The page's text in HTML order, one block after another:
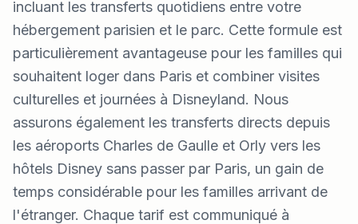
incluant les transferts quotidiens entre votre
hébergement parisien et le parc. Cette formule est
particulièrement avantageuse pour les familles qui
souhaitent loger dans Paris et combiner visites
culturelles et journées à Disneyland. Nous
assurons également les transferts directs depuis
les aéroports Charles de Gaulle et Orly vers les
hôtels Disney sans passer par Paris, un gain de
temps considérable pour les familles arrivant de
l'étranger. Chaque tarif est communiqué à